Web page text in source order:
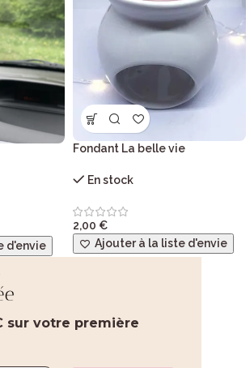
d'envie
Fondant La belle vie
En stock
2,00 €
Ajouter à la liste d'envie
sur votre première